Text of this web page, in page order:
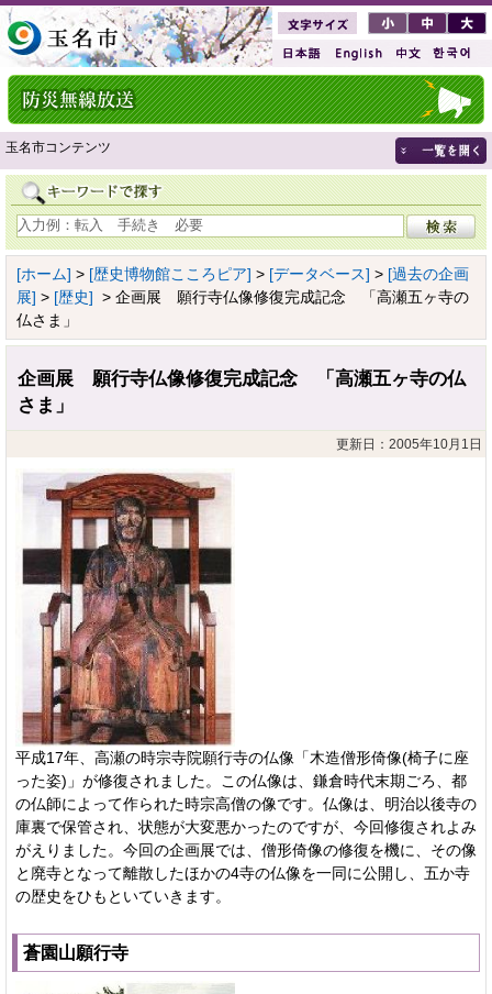
玉名市コンテンツ
[ホーム] > [歴史博物館こころピア] > [データベース] > [過去の企画
展] > [歴史] > 企画展 願行寺仏像修復完成記念 「高瀬五ヶ寺の
仏さま」
企画展 願行寺仏像修復完成記念 「高瀬五ヶ寺の仏
さま」
更新日：2005年10月1日
平成17年、高瀬の時宗寺院願行寺の仏像「木造僧形倚像(椅子に座
った姿)」が修復されました。この仏像は、鎌倉時代末期ごろ、都
の仏師によって作られた時宗高僧の像です。仏像は、明治以後寺の
庫裏で保管され、状態が大変悪かったのですが、今回修復されよみ
がえりました。今回の企画展では、僧形倚像の修復を機に、その像
と廃寺となって離散したほかの4寺の仏像を一同に公開し、五か寺
の歴史をひもといていきます。
蒼園山願行寺